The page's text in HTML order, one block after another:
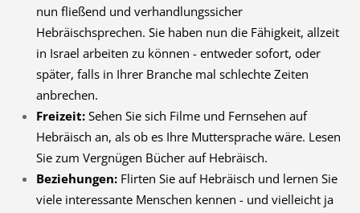
nun fließend und verhandlungssicher
Hebräischsprechen. Sie haben nun die Fähigkeit, allzeit
in Israel arbeiten zu können - entweder sofort, oder
später, falls in Ihrer Branche mal schlechte Zeiten
anbrechen.
Freizeit:Sehen Sie sich Filme und Fernsehen auf
Hebräisch an, als ob es Ihre Muttersprache wäre. Lesen
Sie zum Vergnügen Bücher auf Hebräisch.
Beziehungen:Flirten Sie auf Hebräisch und lernen Sie
viele interessante Menschen kennen - und vielleicht ja